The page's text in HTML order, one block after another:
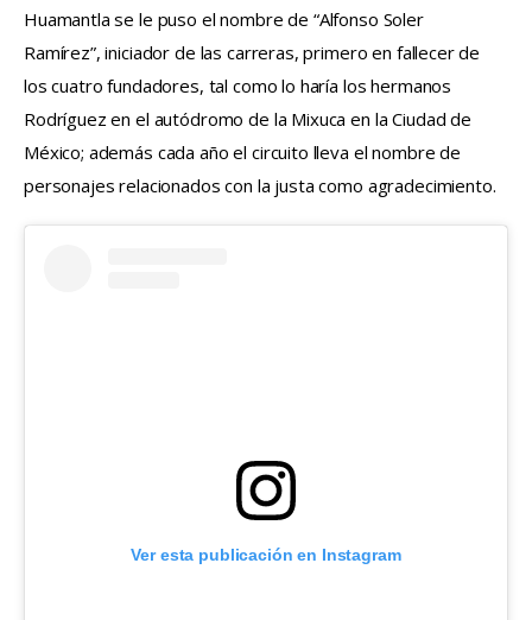
Huamantla se le puso el nombre de “Alfonso Soler
Ramírez”, iniciador de las carreras, primero en fallecer de
los cuatro fundadores, tal como lo haría los hermanos
Rodríguez en el autódromo de la Mixuca en la Ciudad de
México; además cada año el circuito lleva el nombre de
personajes relacionados con la justa como agradecimiento.
Ver esta publicación en Instagram